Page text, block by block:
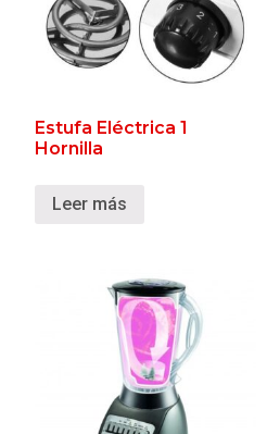
Estufa Eléctrica 1
Hornilla
Leer más